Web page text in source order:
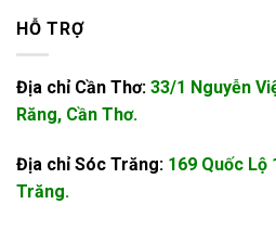
HỖ TRỢ
Địa chỉ Cần Thơ: 33/1 Nguyễn
Răng, Cần Thơ.
Địa chỉ Sóc Trăng: 169 Quốc Lộ
Trăng.